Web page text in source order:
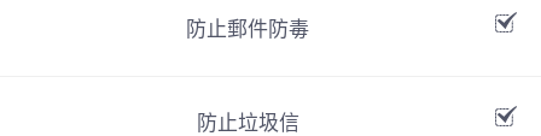
防止郵件防毒
防止垃圾信